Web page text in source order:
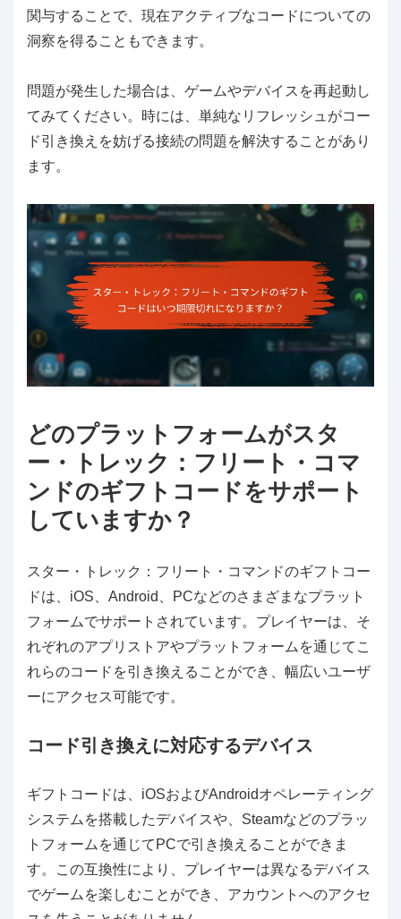
関与することで、現在アクティブなコードについての
洞察を得ることもできます。
問題が発生した場合は、ゲームやデバイスを再起動し
てみてください。時には、単純なリフレッシュがコー
ド引き換えを妨げる接続の問題を解決することがあり
ます。
どのプラットフォームがスタ
ー・トレック：フリート・コマ
ンドのギフトコードをサポート
していますか？
スター・トレック：フリート・コマンドのギフトコー
ドは、iOS、Android、PCなどのさまざまなプラット
フォームでサポートされています。プレイヤーは、そ
れぞれのアプリストアやプラットフォームを通じてこ
れらのコードを引き換えることができ、幅広いユーザ
ーにアクセス可能です。
コード引き換えに対応するデバイス
ギフトコードは、iOSおよびAndroidオペレーティング
システムを搭載したデバイスや、Steamなどのプラッ
トフォームを通じてPCで引き換えることができま
す。この互換性により、プレイヤーは異なるデバイス
でゲームを楽しむことができ、アカウントへのアクセ